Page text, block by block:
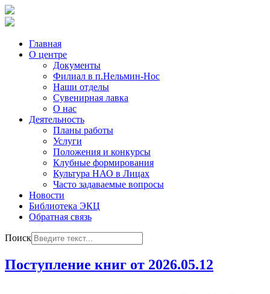
Главная
О центре
Документы
Филиал в п.Нельмин-Нос
Наши отделы
Сувенирная лавка
О нас
Деятельность
Планы работы
Услуги
Положения и конкурсы
Клубные формирования
Культура НАО в Лицах
Часто задаваемые вопросы
Новости
Библиотека ЭКЦ
Обратная связь
Поиск
Поступление книг от 2026.05.12